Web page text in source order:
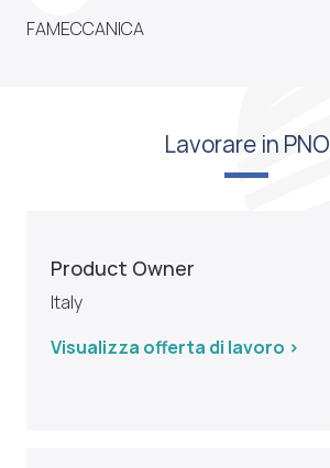
FAMECCANICA
Lavorare in PNO
Product Owner
Italy
Visualizza offerta di lavoro >